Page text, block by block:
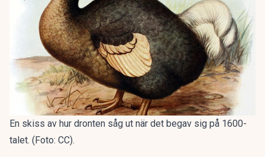
En skiss av hur dronten såg ut när det begav sig på 1600-
talet. (Foto: CC).